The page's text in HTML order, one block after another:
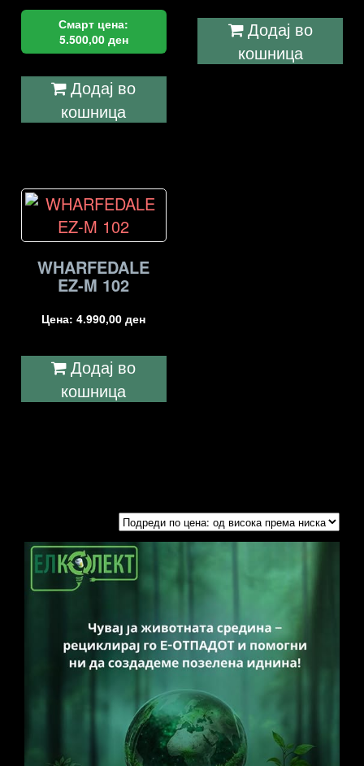
Смарт цена:
5.500,00 ден
Додај во
кошница
Додај во
кошница
WHARFEDALE
EZ-M 102
Цена:4.990,00ден
Додај во
кошница